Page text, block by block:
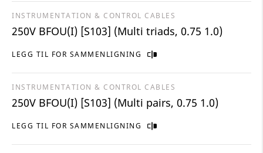
LEGG TIL FOR SAMMENLIGNING
INSTRUMENTATION & CONTROL CABLES
250V BFOU(I) [S103] (Multi triads, 0.75 1.0)
LEGG TIL FOR SAMMENLIGNING
INSTRUMENTATION & CONTROL CABLES
250V BFOU(I) [S103] (Multi pairs, 0.75 1.0)